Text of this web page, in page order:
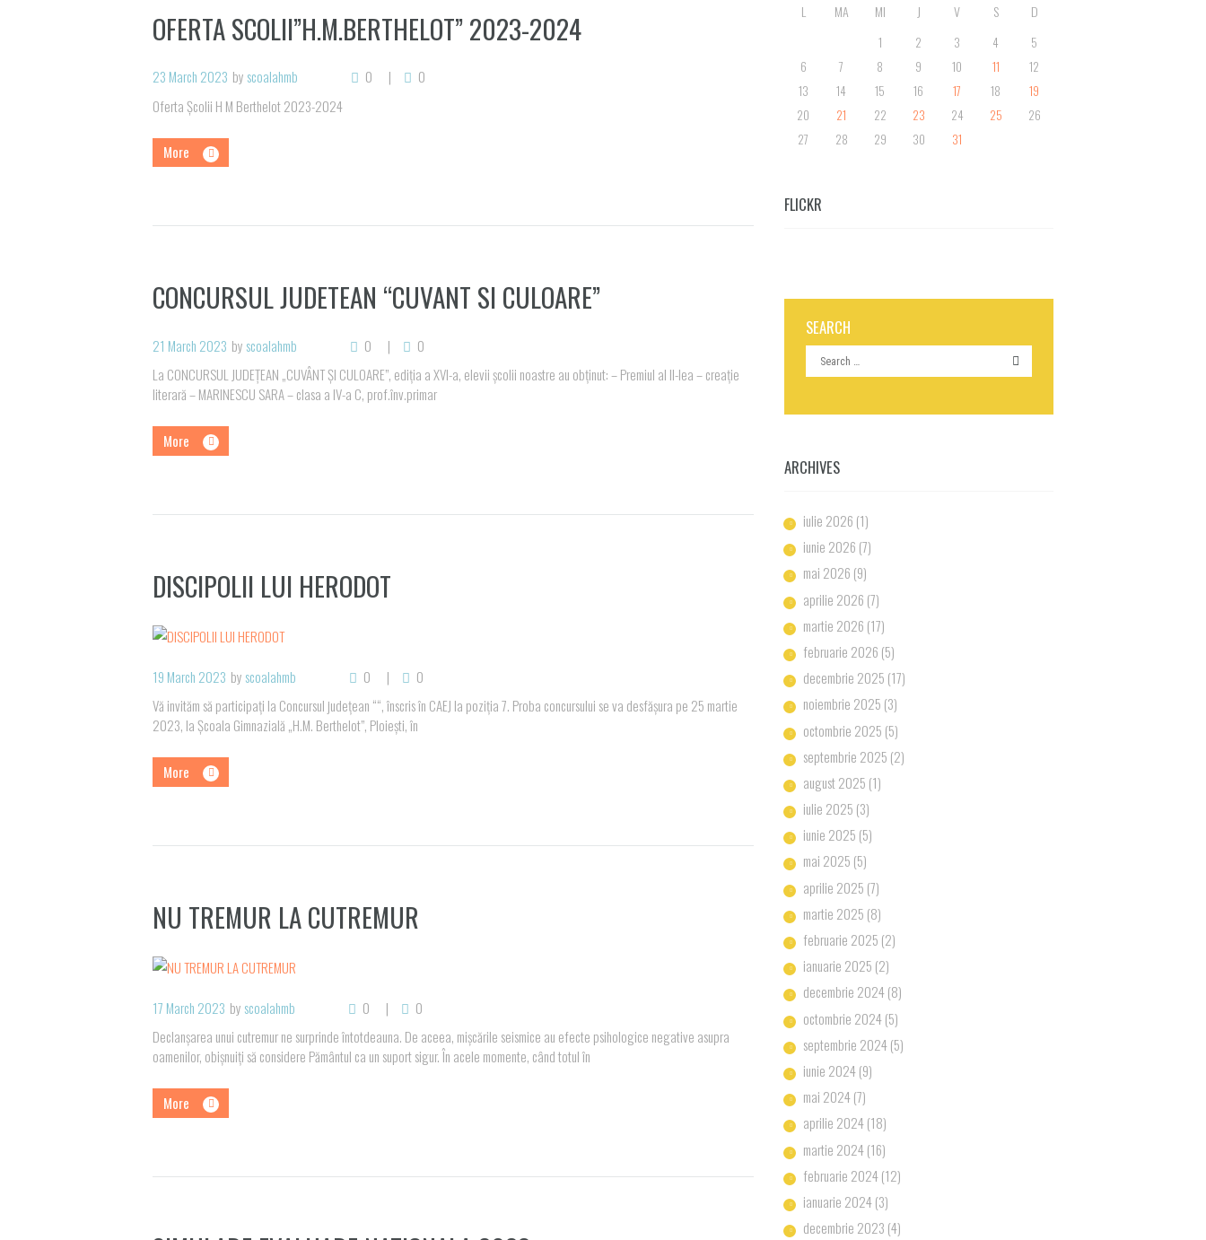
OFERTA SCOLII”H.M.BERTHELOT” 2023-2024
23 March 2023 by scoalahmb 0
0
Oferta Școlii H M Berthelot 2023-2024
More
CONCURSUL JUDETEAN “CUVANT SI CULOARE”
21 March 2023 by scoalahmb 0
0
La CONCURSUL JUDEȚEAN „CUVÂNT ȘI CULOARE”, ediția a XVI-a, elevii școlii noastre au obținut: – Premiul al II-lea – creație
literară – MARINESCU SARA – clasa a IV-a C, prof.înv.primar
More
DISCIPOLII LUI HERODOT
19 March 2023 by scoalahmb 0
0
Vă invităm să participați la Concursul județean ““, înscris în CAEJ la poziția 7. Proba concursului se va desfășura pe 25 martie
2023, la Şcoala Gimnazială „H.M. Berthelot”, Ploiești, în
More
NU TREMUR LA CUTREMUR
17 March 2023 by scoalahmb 0
0
Declanşarea unui cutremur ne surprinde întotdeauna. De aceea, mişcările seismice au efecte psihologice negative asupra
oamenilor, obişnuiţi să considere Pământul ca un suport sigur. În acele momente, când totul în
More
L MA MI J V S D
1 2 3 4
5
6
7 8 9 10 11
12
13
14 15 16 17 18
19
20
21 22 23 24 25
26
27
28 29 30 31
FLICKR
SEARCH
ARCHIVES
iulie 2026 (1)
iunie 2026 (7)
mai 2026 (9)
aprilie 2026 (7)
martie 2026 (17)
februarie 2026 (5)
decembrie 2025 (17)
noiembrie 2025 (3)
octombrie 2025 (5)
septembrie 2025 (2)
august 2025 (1)
iulie 2025 (3)
iunie 2025 (5)
mai 2025 (5)
aprilie 2025 (7)
martie 2025 (8)
februarie 2025 (2)
ianuarie 2025 (2)
decembrie 2024(8)
octombrie 2024(5)
septembrie 2024(5)
iunie 2024(9)
mai 2024(7)
aprilie 2024(18)
martie 2024(16)
februarie 2024(12)
ianuarie 2024(3)
decembrie 2023 (4)